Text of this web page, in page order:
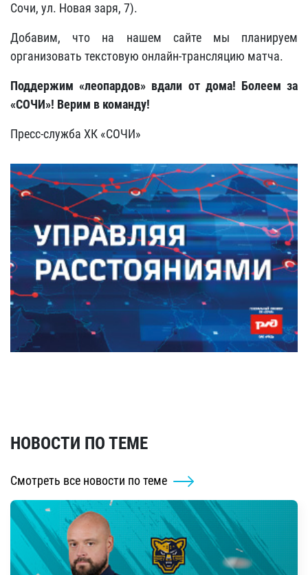
Сочи, ул. Новая заря, 7).
Добавим, что на нашем сайте мы планируем
организовать текстовую онлайн-трансляцию матча.
Поддержим «леопардов» вдали от дома! Болеем за
«СОЧИ»! Верим в команду!
Пресс-служба ХК «СОЧИ»
НОВОСТИ ПО ТЕМЕ
Смотреть все новости по теме